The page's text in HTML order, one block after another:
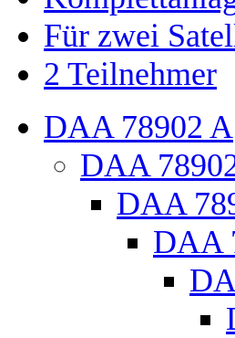
Für zwei
2 Teilnehmer
DAA 78902 A
DAA
DAA
DAA